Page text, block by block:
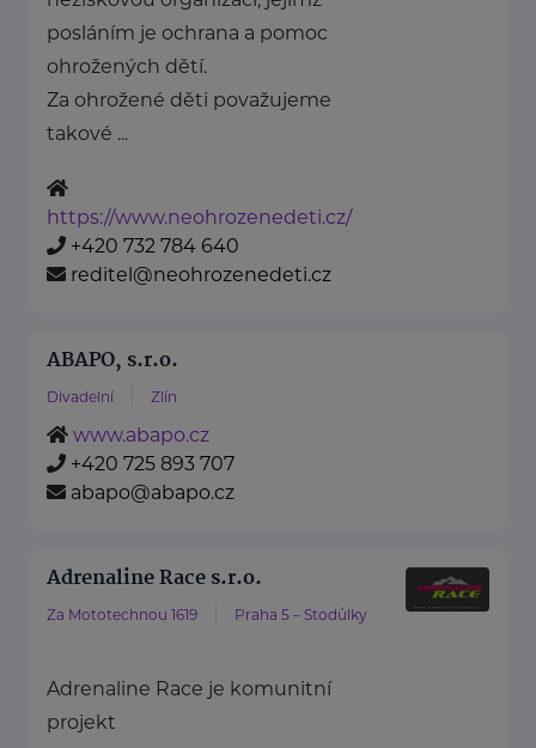
posláním je ochrana a pomoc
ohrožených dětí.
Za ohrožené děti považujeme
takové ...
https://www.neohrozenedeti.cz/
+420 732 784 640
reditel@neohrozenedeti.cz
ABAPO, s.r.o.
Divadelní Zlín
www.abapo.cz
+420 725 893 707
abapo@abapo.cz
Adrenaline Race s.r.o.
Za Mototechnou 1619 Praha 5 – Stodůlky
Adrenaline Race je komunitní
projekt